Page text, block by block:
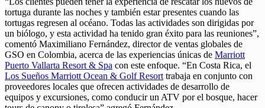
tortuga durante las noches y también estar presentes cuando las
tortugas regresen al océano. Todas las actividades son dirigidas por
un biólogo, y esta actividad ha tenido gran éxito para las reuniones”,
comentó Maximiliano Fernández, director de ventas globales de
GSO en Colombia, acerca de las experiencias únicas de Marriott
Puerto Vallarta Resort & Spa con este enfoque. “En Costa Rica, el
Los Sueños Marriott Ocean & Golf Resort trabaja en conjunto con
proveedores locales que ofrecen actividades de desarrollo de
equipos y excursiones, como conducir un ATV por el bosque, hacer